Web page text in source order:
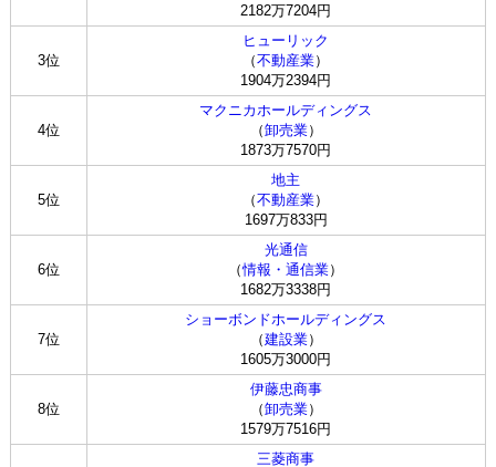
2182万7204円
3位
ヒューリック
（不動産業）
1904万2394円
4位
マクニカホールディングス
（卸売業）
1873万7570円
5位
地主
（不動産業）
1697万833円
6位
光通信
（情報・通信業）
1682万3338円
7位
ショーボンドホールディングス
（建設業）
1605万3000円
8位
伊藤忠商事
（卸売業）
1579万7516円
三菱商事